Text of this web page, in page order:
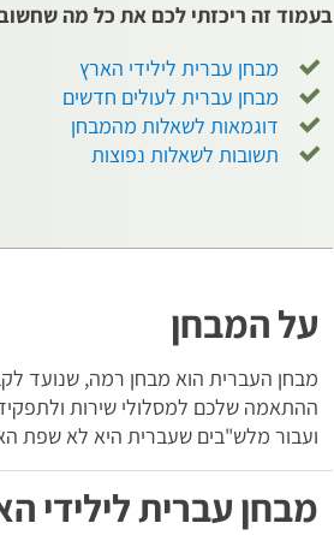
בעמוד זה ריכזתי לכם את כל מה
מבחן עברית לילידי הארץ
מבחן עברית לעולים חדשים
דוגמאות לשאלות מהמבחן
תשובות לשאלות נפוצות
על המבחן
מבחן העברית הוא מבחן רמה, שנועד
ההתאמה שלכם למסלולי שירות
ועבור מלש"בים שעברית היא לא שפת
מבחן עברית לילידי